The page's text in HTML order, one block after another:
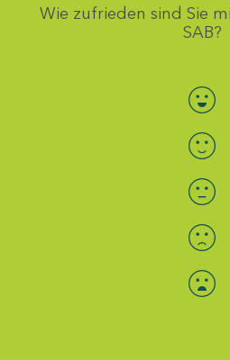
Wie zufrieden sind Sie
SAB?